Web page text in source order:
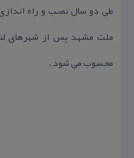
طی دو سال نصب و راه
ملت مشهد پس از شهرهای
محسوب می شود .